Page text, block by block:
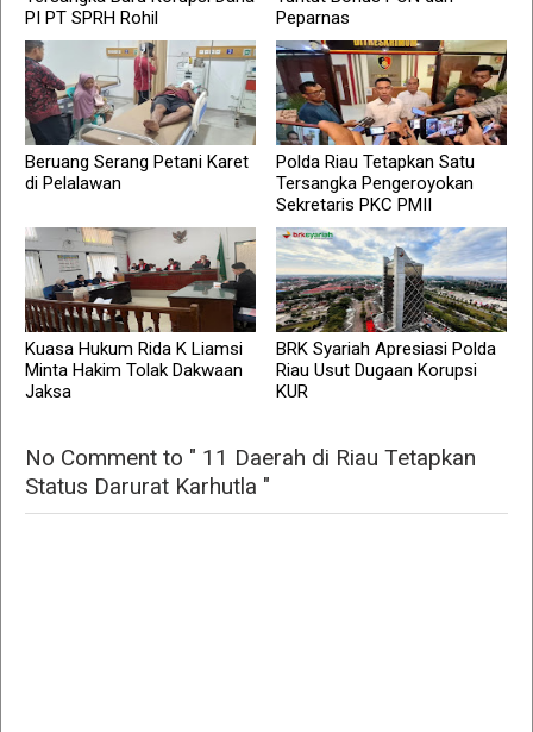
PI PT SPRH Rohil
Peparnas
Beruang Serang Petani Karet
di Pelalawan
Polda Riau Tetapkan Satu
Tersangka Pengeroyokan
Sekretaris PKC PMII
Kuasa Hukum Rida K Liamsi
Minta Hakim Tolak Dakwaan
Jaksa
BRK Syariah Apresiasi Polda
Riau Usut Dugaan Korupsi
KUR
No Comment to " 11 Daerah di Riau Tetapkan
Status Darurat Karhutla "